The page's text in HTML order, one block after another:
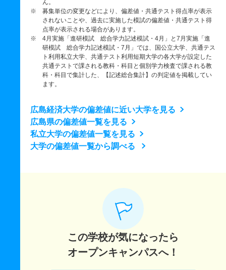
ん。
※ 募集単位の変更などにより、偏差値・共通テスト得点率が表示
されないことや、過去に実施した模試の偏差値・共通テスト得
点率が表示される場合があります。
※ 4月実施「進研模試 総合学力記述模試・4月」と7月実施「進
研模試 総合学力記述模試・7月」では、国公立大学、共通テス
ト利用私立大学、共通テスト利用短期大学の各大学が設定した
共通テストで課される教科・科目と個別学力検査で課される教
科・科目で集計した、【記述総合集計】の判定値を掲載してい
ます。
広島経済大学の偏差値に近い大学を見る
広島県の偏差値一覧を見る
私立大学の偏差値一覧を見る
大学の偏差値一覧から調べる
この学校が気になったら
オープンキャンパスへ！